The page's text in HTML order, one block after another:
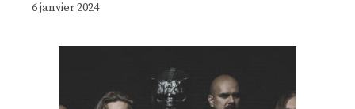
6 janvier 2024